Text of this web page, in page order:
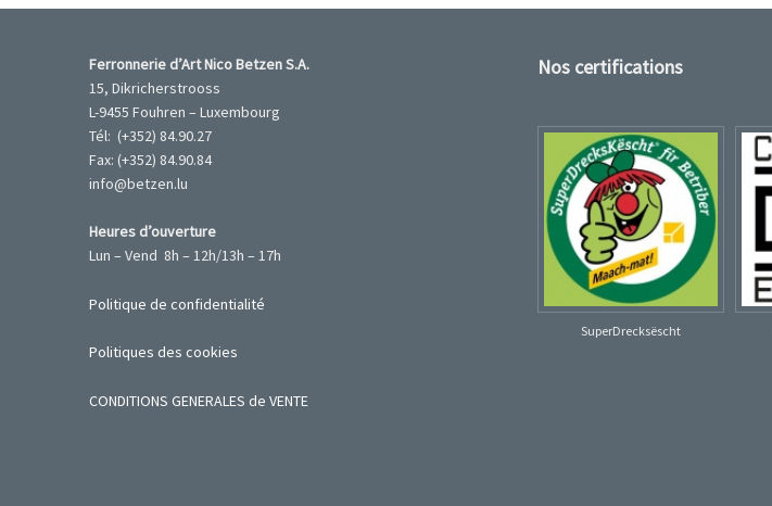
Ferronnerie d’Art Nico Betzen S.A.
15, Dikricherstrooss
L-9455 Fouhren – Luxembourg
Tél: (+352) 84.90.27
Fax: (+352) 84.90.84
info@betzen.lu
Heures d’ouverture
Lun – Vend 8h – 12h/13h – 17h
Politique de confidentialité
Politiques des cookies
CONDITIONS GENERALES de VENTE
Nos certifications
SuperDrecksëscht